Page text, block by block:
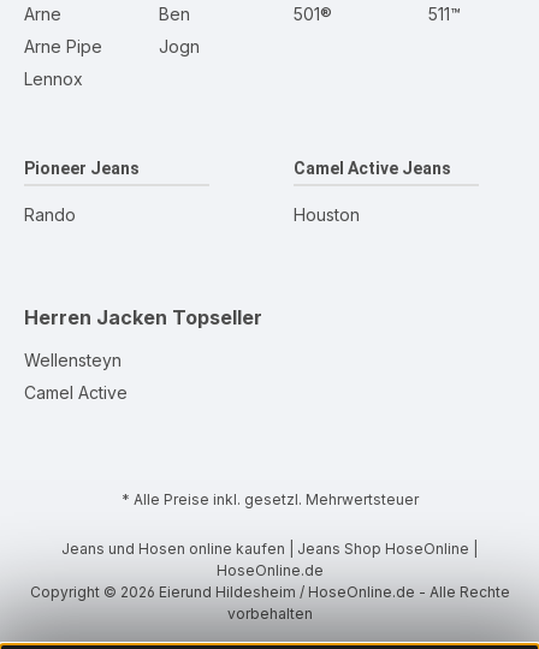
Arne
Arne Pipe
Lennox
Ben
Jogn
501® 511™
Pioneer Jeans
Rando
Camel Active Jeans
Houston
Herren Jacken Topseller
Wellensteyn
Camel Active
* Alle Preise inkl. gesetzl. Mehrwertsteuer
Jeans und Hosen online kaufen | Jeans Shop HoseOnline |
HoseOnline.de
Copyright © 2026 Eierund Hildesheim / HoseOnline.de - Alle Rechte
vorbehalten